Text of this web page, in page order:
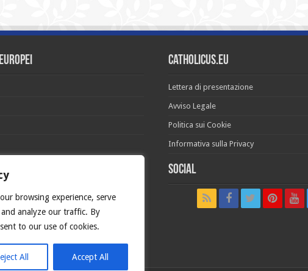
browsing experience, serve
analyze our traffic. By
to our use of cookies.
All Accept All
et Fílio, et Spirítui Sancto. Sicut erat in
nunc et semper et in sǽcula
Amen.
Catholicus.eu
Lettera di presentazione
Avviso Legale
Politica sui Cookie
Informativa sulla Privacy
Social